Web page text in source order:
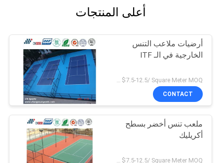
أعلى المنتجات
أرضيات ملاعب التنس
الخارجية في الـ ITF
CONTACT
ملعب تنس أخضر بسطح
أكريليك